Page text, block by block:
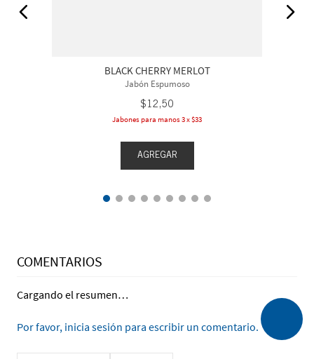
BLACK CHERRY MERLOT
Jabón Espumoso
$12,50
Jabones para manos 3 x $33
AGREGAR
COMENTARIOS
Cargando el resumen…
Por favor, inicia sesión para escribir un comentario.